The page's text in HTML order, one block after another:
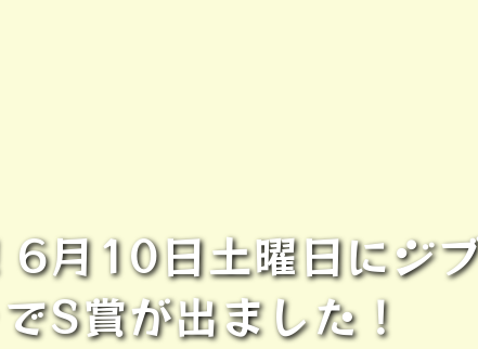
月10日土曜日にジ
S賞が出ました！